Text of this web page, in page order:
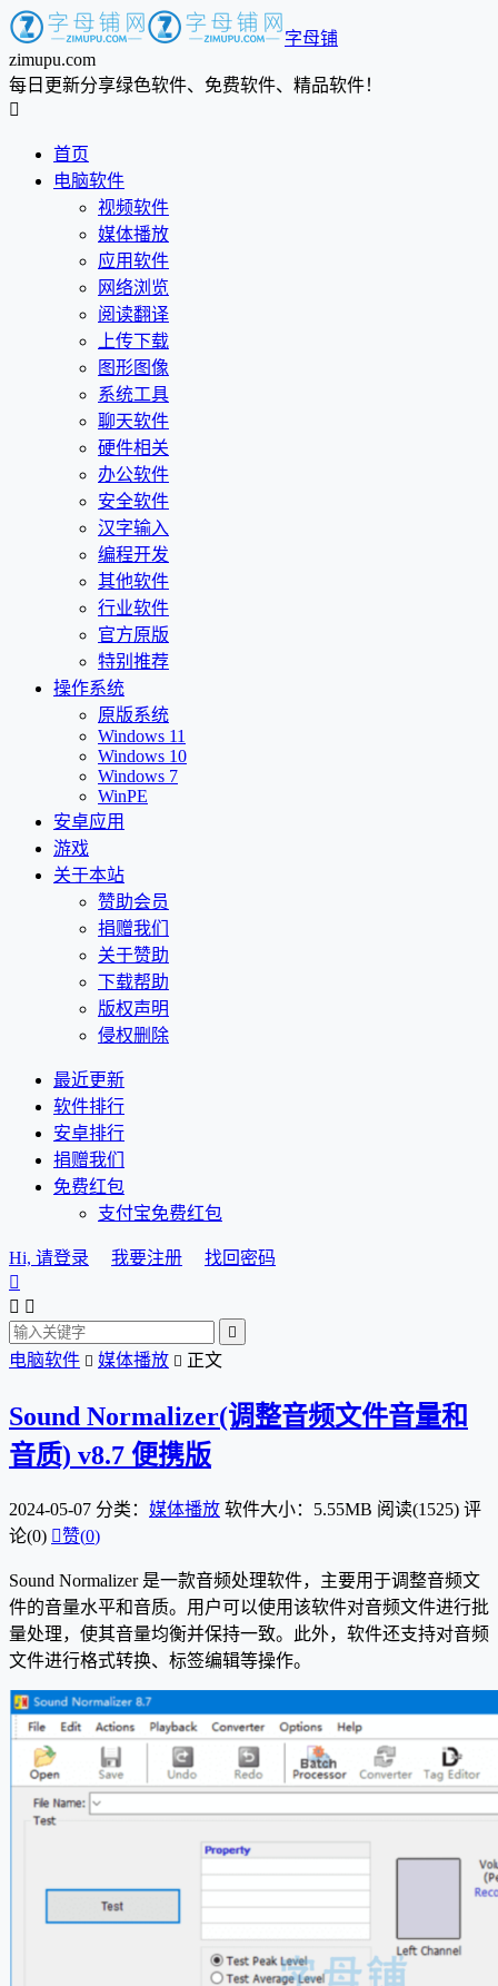
字母铺
zimupu.com
每日更新分享绿色软件、免费软件、精品软件！

首页
电脑软件
视频软件
媒体播放
应用软件
网络浏览
阅读翻译
上传下载
图形图像
系统工具
聊天软件
硬件相关
办公软件
安全软件
汉字输入
编程开发
其他软件
行业软件
官方原版
特别推荐
操作系统
原版系统
Windows 11
Windows 10
Windows 7
WinPE
安卓应用
游戏
关于本站
赞助会员
捐赠我们
关于赞助
下载帮助
版权声明
侵权删除
最近更新
软件排行
安卓排行
捐赠我们
免费红包
支付宝免费红包
Hi, 请登录 我要注册
找回密码

 

电脑软件  媒体播放  正文
Sound Normalizer(调整音频文件音量和
音质) v8.7 便携版
2024-05-07 分类： 媒体播放 软件大小：5.55MB 阅读(1525) 评
论(0) 赞(0)
Sound Normalizer 是一款音频处理软件，主要用于调整音频文
件的音量水平和音质。用户可以使用该软件对音频文件进行批
量处理，使其音量均衡并保持一致。此外，软件还支持对音频
文件进行格式转换、标签编辑等操作。